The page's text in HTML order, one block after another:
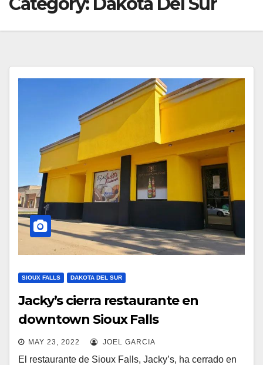
SIOUX FALLS DAKOTA DEL SUR
Jacky’s cierra restaurante en
downtown Sioux Falls
MAY 23, 2022 JOEL GARCIA
El restaurante de Sioux Falls, Jacky’s, ha cerrado en